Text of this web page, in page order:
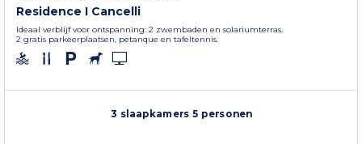
Residence I Cancelli
Ideaal verblijf voor ontspanning: 2 zwembaden en solariumterras.
2 gratis parkeerplaatsen, petanque en tafeltennis.
3 slaapkamers 5 personen